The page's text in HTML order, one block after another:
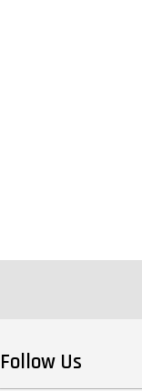
Follow Us